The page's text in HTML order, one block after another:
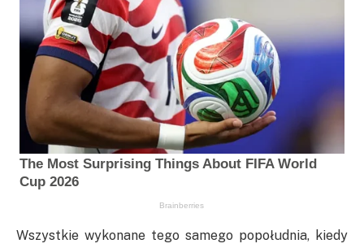
Wszystkie wykonane tego samego popołudnia, kiedy